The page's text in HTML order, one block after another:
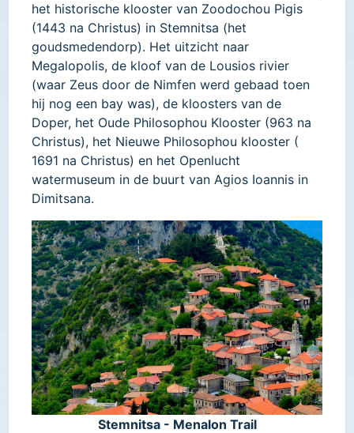
het historische klooster van Zoodochou Pigis
(1443 na Christus) in Stemnitsa (het
goudsmedendorp). Het uitzicht naar
Megalopolis, de kloof van de Lousios rivier
(waar Zeus door de Nimfen werd gebaad toen
hij nog een bay was), de kloosters van de
Doper, het Oude Philosophou Klooster (963 na
Christus), het Nieuwe Philosophou klooster (
1691 na Christus) en het Openlucht
watermuseum in de buurt van Agios Ioannis in
Dimitsana.
Stemnitsa - Menalon Trail